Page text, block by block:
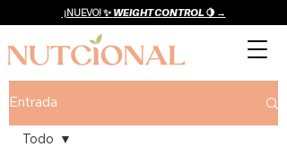
¡NUEVO! ✨ WEIGHT CONTROL 🍋 →
Entrada
Todo